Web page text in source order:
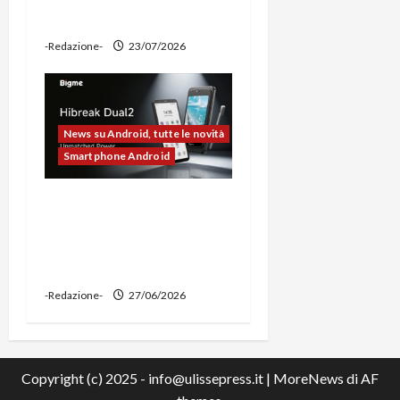
-Redazione- 23/07/2026
News su Android, tutte le novità
Smartphone Android
-Redazione- 27/06/2026
Copyright (c) 2025 - info@ulissepress.it | MoreNews di AF